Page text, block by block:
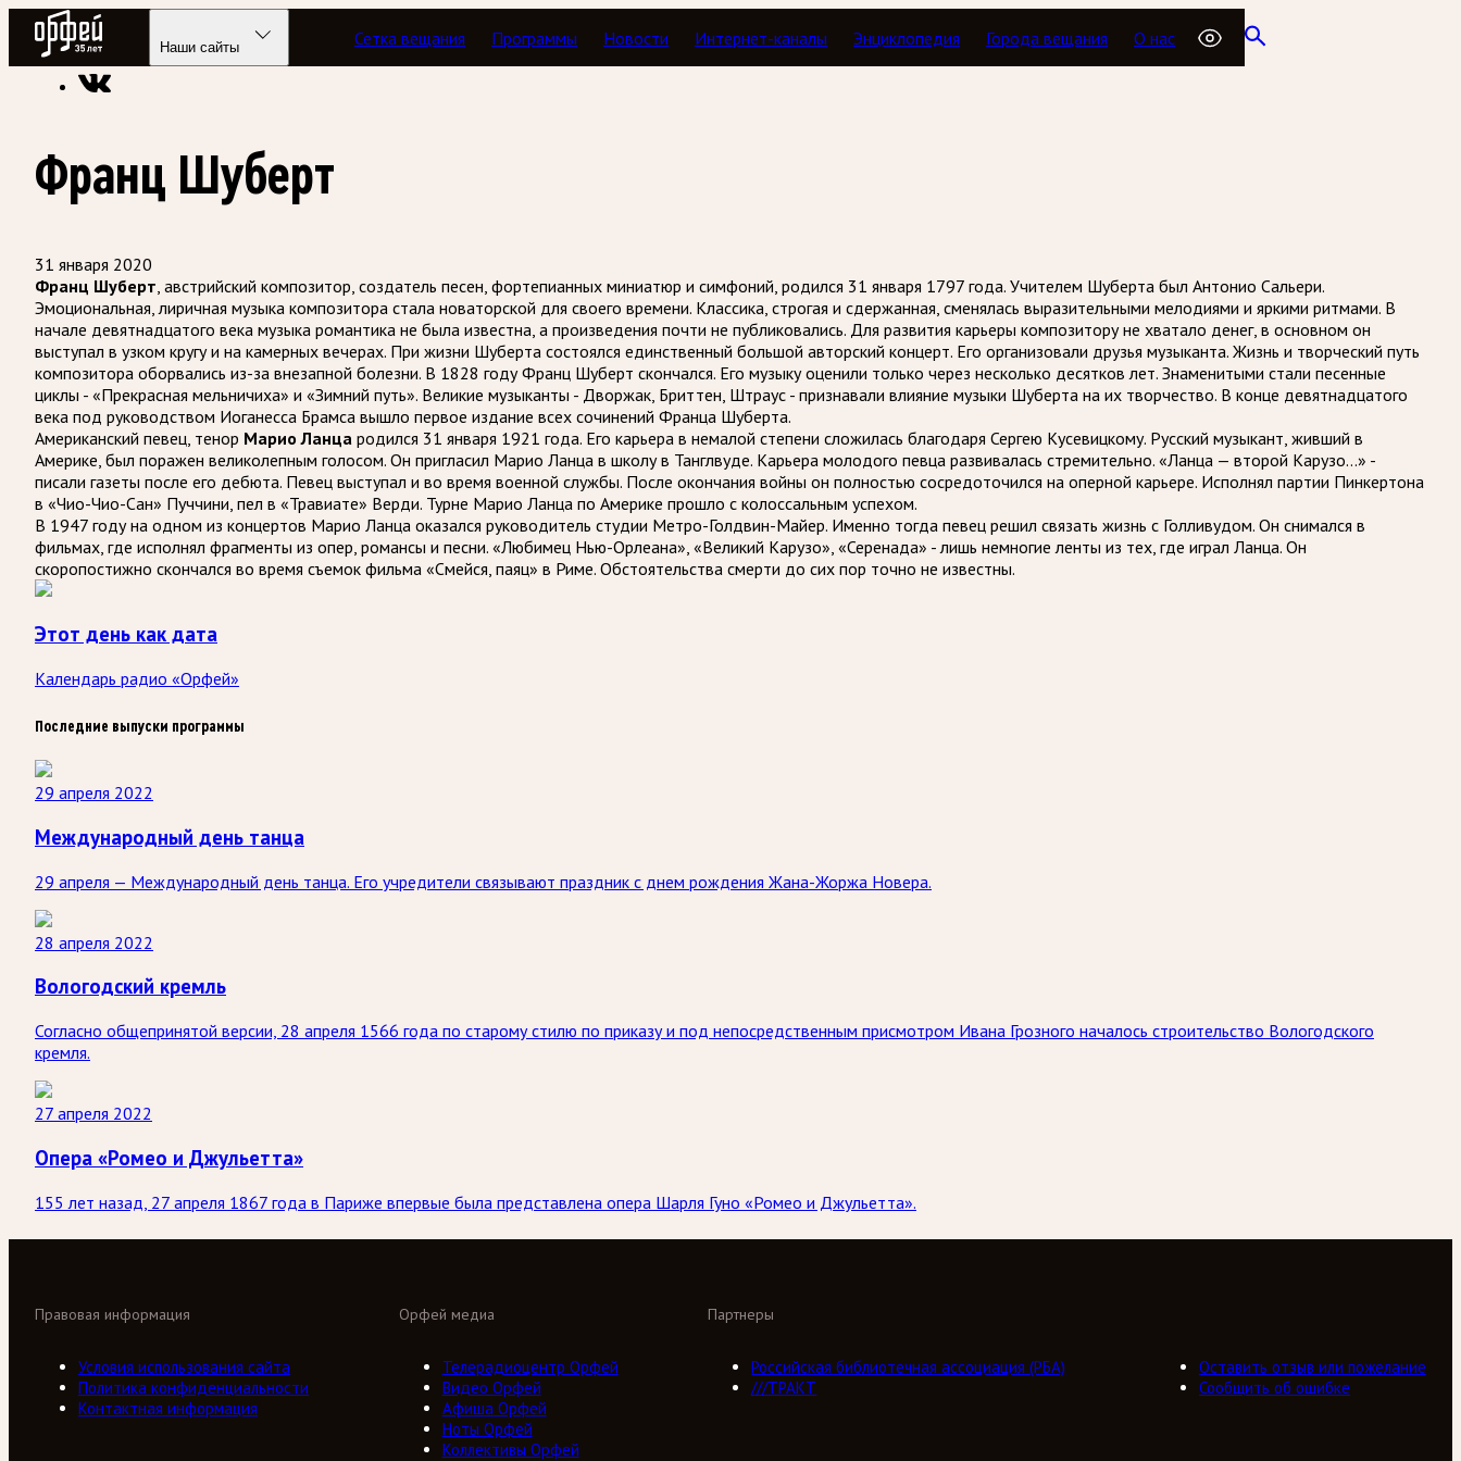
Радио Орфей
Наши сайты Сетка вещания Программы Новости Интернет-каналы Энциклопедия Города вещания О нас
Радио классической музыки «Орфей» Подкасты Этот день как дата
Франц Шуберт
31 января 2020
Франц Шуберт , австрийский композитор, создатель песен, фортепианных миниатюр и симфоний, родился 31 января 1797 года. Учителем Шуберта был Антонио Сальери.
Эмоциональная, лиричная музыка композитора стала новаторской для своего времени. Классика, строгая и сдержанная, сменялась выразительными мелодиями и яркими ритмами. В
начале девятнадцатого века музыка романтика не была известна, а произведения почти не публиковались. Для развития карьеры композитору не хватало денег, в основном он
выступал в узком кругу и на камерных вечерах. При жизни Шуберта состоялся единственный большой авторский концерт. Его организовали друзья музыканта. Жизнь и творческий путь
композитора оборвались из-за внезапной болезни. В 1828 году Франц Шуберт скончался. Его музыку оценили только через несколько десятков лет. Знаменитыми стали песенные
циклы - «Прекрасная мельничиха» и «Зимний путь». Великие музыканты - Дворжак, Бриттен, Штраус - признавали влияние музыки Шуберта на их творчество. В конце девятнадцатого
века под руководством Иоганесса Брамса вышло первое издание всех сочинений Франца Шуберта.
Американский певец, тенор Марио Ланца родился 31 января 1921 года. Его карьера в немалой степени сложилась благодаря Сергею Кусевицкому. Русский музыкант, живший в
Америке, был поражен великолепным голосом. Он пригласил Марио Ланца в школу в Танглвуде. Карьера молодого певца развивалась стремительно. «Ланца — второй Карузо…» -
писали газеты после его дебюта. Певец выступал и во время военной службы. После окончания войны он полностью сосредоточился на оперной карьере. Исполнял партии Пинкертона
в «Чио-Чио-Сан» Пуччини, пел в «Травиате» Верди. Турне Марио Ланца по Америке прошло с колоссальным успехом.
В 1947 году на одном из концертов Марио Ланца оказался руководитель студии Метро-Голдвин-Майер. Именно тогда певец решил связать жизнь с Голливудом. Он снимался в
фильмах, где исполнял фрагменты из опер, романсы и песни. «Любимец Нью-Орлеана», «Великий Карузо», «Серенада» - лишь немногие ленты из тех, где играл Ланца. Он
скоропостижно скончался во время съемок фильма «Смейся, паяц» в Риме. Обстоятельства смерти до сих пор точно не известны.
Этот день как дата
Календарь радио «Орфей»
Последние выпуски программы
29 апреля 2022
Международный день танца
29 апреля — Международный день танца. Его учредители связывают праздник с днем рождения Жана-Жоржа Новера.
28 апреля 2022
Вологодский кремль
Согласно общепринятой версии, 28 апреля 1566 года по старому стилю по приказу и под непосредственным присмотром Ивана Грозного началось строительство Вологодского
кремля.
27 апреля 2022
Опера «Ромео и Джульетта»
155 лет назад, 27 апреля 1867 года в Париже впервые была представлена опера Шарля Гуно «Ромео и Джульетта».
Орфей медиа
Телерадиоцентр Орфей
Видео Орфей
Афиша Орфей
Ноты Орфей
Коллективы Орфей
Партнеры
Российская библиотечная ассоциация (РБА)
///ТРАКТ
Правовая информация
Условия использования сайта
Политика конфиденциальности
Контактная информация
Оставить отзыв или пожелание
Сообщить об ошибке